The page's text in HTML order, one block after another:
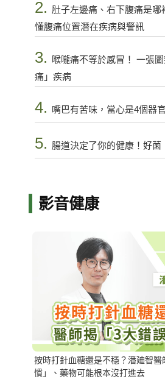
2. 肚子左邊痛、右下腹痛是哪
懂腹痛位置潛在疾病與警訊
3.
喉嚨痛不等於感冒！ 一張
痛」疾病
4. 嘴巴有苦味，當心是4個器
5. 腸道決定了你的健康！好菌
影音健康
按時打針血糖還是不穩？潘廸智
慣」、藥物可能根本沒打進去